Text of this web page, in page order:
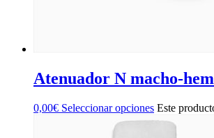
Atenuador N macho-
0,00€ Seleccionar opciones Este